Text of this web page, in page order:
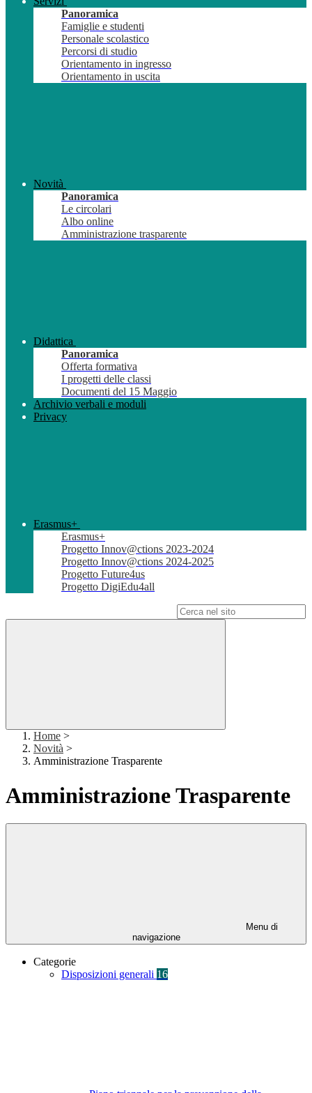
Panoramica
Famiglie e studenti
Personale scolastico
Percorsi di studio
Orientamento in ingresso
Orientamento in uscita
Novità
Panoramica
Le circolari
Albo online
Amministrazione trasparente
Didattica
Panoramica
Offerta formativa
I progetti delle classi
Documenti del 15 Maggio
Archivio verbali e moduli
Privacy
Erasmus+
Erasmus+
Progetto Innov@ctions 2023-2024
Progetto Innov@ctions 2024-2025
Progetto Future4us
Progetto DigiEdu4all
Home >
Novità >
Amministrazione Trasparente
Amministrazione Trasparente
Menu di
navigazione
Categorie
Disposizioni generali 16